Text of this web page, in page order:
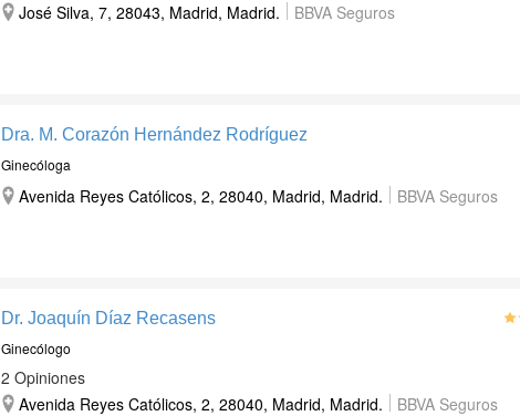
José Silva, 7, 28043, Madrid, Madrid. BBVA Seguros
Dra. M. Corazón Hernández Rodríguez
Ginecóloga
Avenida Reyes Católicos, 2, 28040, Madrid, Madrid. BBVA Seguros
Dr. Joaquín Díaz Recasens
Ginecólogo
2 Opiniones
Avenida Reyes Católicos, 2, 28040, Madrid, Madrid.
BBVA Seguros